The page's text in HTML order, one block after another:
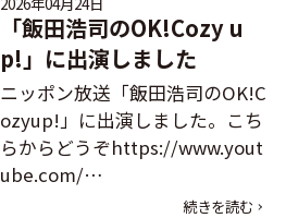
「飯田浩司のOK!Cozy u
p!」に出演しました
ニッポン放送「飯田浩司のOK!C
ozyup!」に出演しました。こち
らからどうぞhttps://www.yout
ube.com/…
続きを読む